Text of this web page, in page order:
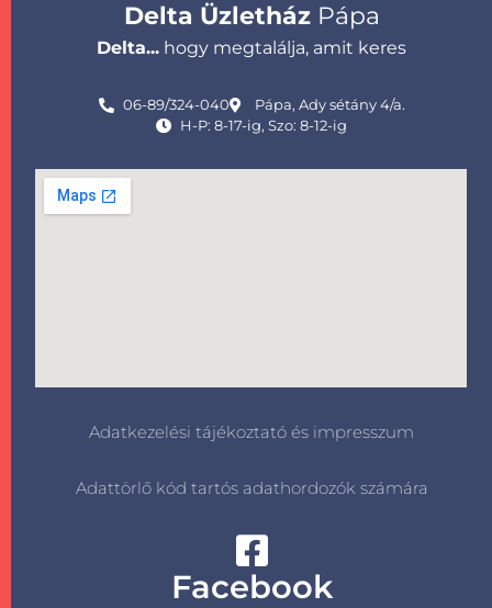
Delta ÜzletházPápa
Delta... hogy megtalálja, amit keres
06-89/324-040
Pápa, Ady sétány 4/a.
H-P: 8-17-ig, Szo: 8-12-ig
Adatkezelési tájékoztató és impresszum
Adattörlő kód tartós adathordozók számára
Facebook